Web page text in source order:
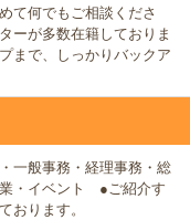
て何でもご相談くださ
ーが多数在籍しておりま
まで、しっかりバックア
一般事務・経理事務・総
・イベント ●ご紹介す
おります。